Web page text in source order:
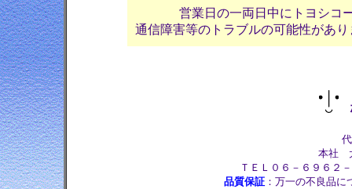
営業日の一両日中にトヨシコ
通信障害等のトラブルの可能性があ
本社
ＴＥＬ０６－６９６２
品質保証 ：万一の不良品